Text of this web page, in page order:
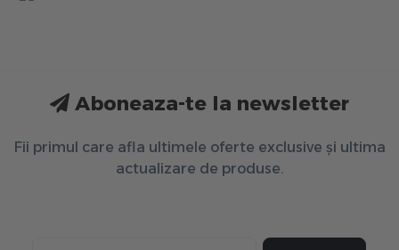
Aboneaza-te la newsletter
Fii primul care afla ultimele oferte exclusive și ultima
actualizare de produse.